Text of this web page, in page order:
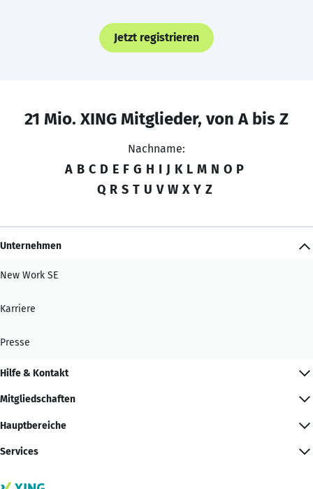
Jetzt registrieren
21 Mio. XING Mitglieder, von A bis Z
Nachname:
A B C D E F G H I J K L M N O P
Q R S T U V W X Y Z
Unternehmen
New Work SE
Karriere
Presse
Hilfe & Kontakt
Mitgliedschaften
Hauptbereiche
Services